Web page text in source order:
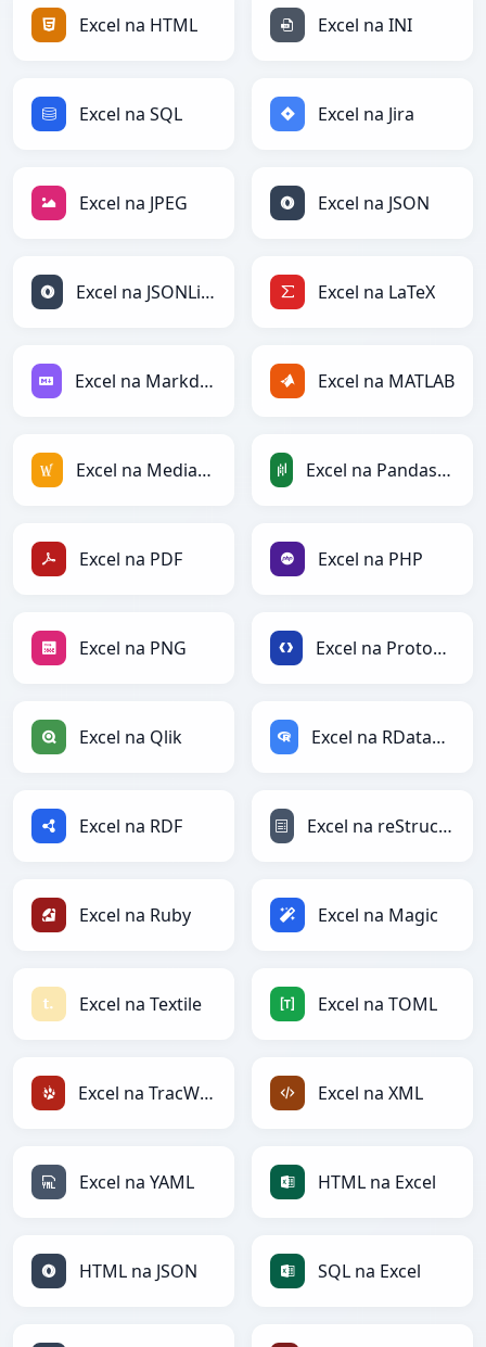
Excel na HTML Excel na INI
Excel na SQL Excel na Jira
Excel na JPEG Excel na JSON
Excel na JSONLines Excel na LaTeX
Excel na Markdown Excel na MATLAB
Excel na MediaWiki Excel na PandasDataFrame
Excel na PDF Excel na PHP
Excel na PNG Excel na Protobuf
Excel na Qlik Excel na RDataFrame
Excel na RDF Excel na reStructuredText
Excel na Ruby Excel na Magic
Excel na Textile Excel na TOML
Excel na TracWiki Excel na XML
Excel na YAML HTML na Excel
HTML na JSON SQL na Excel